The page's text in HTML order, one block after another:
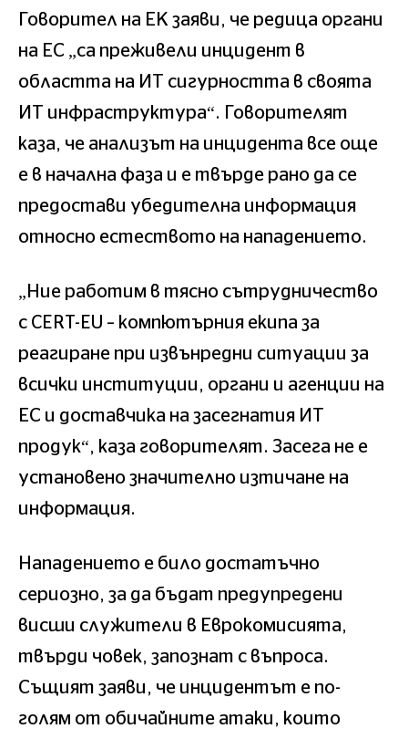
Говорител на ЕК заяви, че редица органи
на ЕС „са преживели инцидент в
областта на ИТ сигурността в своята
ИТ инфраструктура“. Говорителят
каза, че анализът на инцидента все още
е в начална фаза и е твърде рано да се
предостави убедителна информация
относно естеството на нападението.
„Ние работим в тясно сътрудничество
с CERT-EU – компютърния екипа за
реагиране при извънредни ситуации за
всички институции, органи и агенции на
ЕС и доставчика на засегнатия ИТ
продук“, каза говорителят. Засега не е
установено значително изтичане на
информация.
Нападението е било достатъчно
сериозно, за да бъдат предупредени
висши служители в Еврокомисията,
твърди човек, запознат с въпроса.
Същият заяви, че инцидентът е по-
голям от обичайните атаки, които